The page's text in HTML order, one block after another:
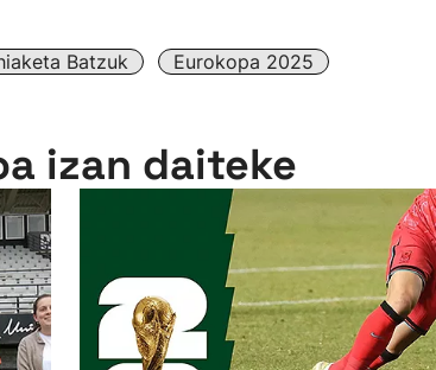
Batzuk Eurokopa 2025
izan daiteke